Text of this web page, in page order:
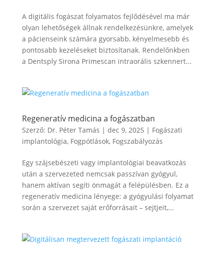
A digitális fogászat folyamatos fejlődésével ma már
olyan lehetőségek állnak rendelkezésünkre, amelyek
a pácienseink számára gyorsabb, kényelmesebb és
pontosabb kezeléseket biztosítanak. Rendelőnkben
a Dentsply Sirona Primescan intraorális szkennert...
Regeneratív medicina a fogászatban
Szerző: Dr. Péter Tamás | dec 9, 2025 | Fogászati
implantológia, Fogpótlások, Fogszabályozás
Egy szájsebészeti vagy implantológiai beavatkozás
után a szervezeted nemcsak passzívan gyógyul,
hanem aktívan segíti önmagát a felépülésben. Ez a
regeneratív medicina lényege: a gyógyulási folyamat
során a szervezet saját erőforrásait – sejtjeit,...